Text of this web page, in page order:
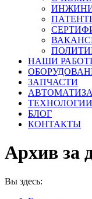
НАШИ
ЗАПЧАСТИ
ТЕХНОЛОГИИ
БЛОГ
КОНТАКТЫ
Архив за
Вы здесь: